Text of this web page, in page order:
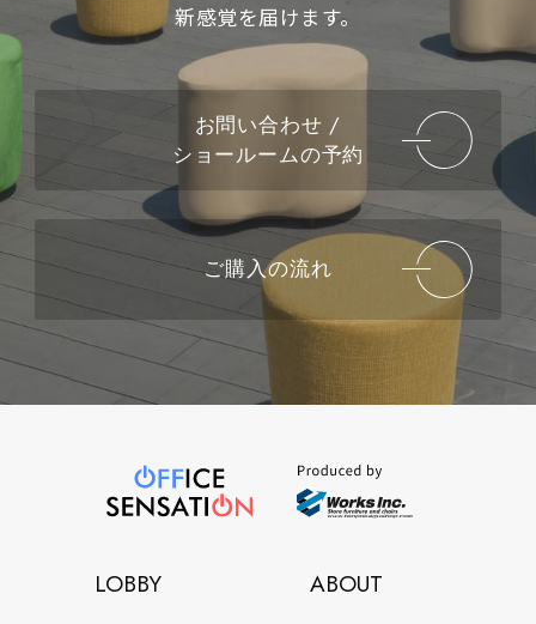
新感覚を届けます。
お問い合わせ /
ショールームの予約
ご購入の流れ
LOBBY ABOUT